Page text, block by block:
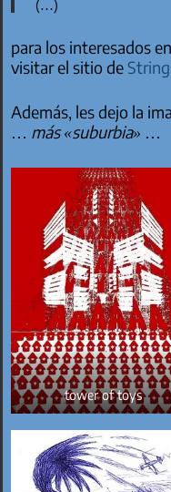
(…)
para los interesados
visitar el sitio de
Además, les dejo la
… más «suburbia» …
tower of toys